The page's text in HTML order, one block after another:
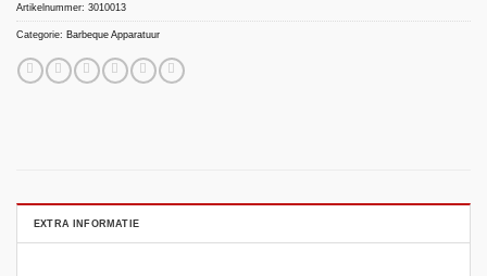
Artikelnummer: 3010013
Categorie: Barbeque Apparatuur
EXTRA INFORMATIE